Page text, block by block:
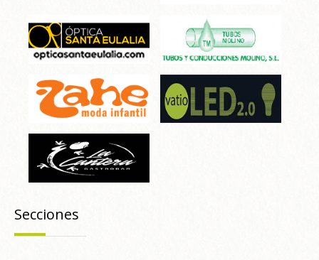
Secciones